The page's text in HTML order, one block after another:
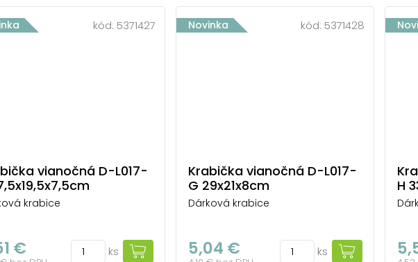
kód: 5371427
vianočná D-L017-
krabice
€ ks
Novinka kód: 5371428
Krabička vianočná D-L017-
G 29x21x8cm
Dárková krabice
5,04 € ks
H